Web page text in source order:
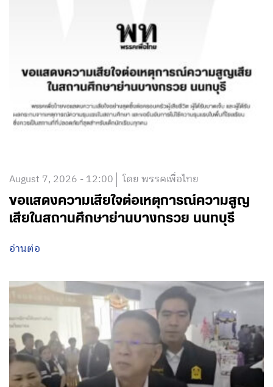
August 7, 2026 - 12:00 โดย พรรคเพื่อไทย
ขอแสดงความเสียใจต่อเหตุการณ์ความสูญ
เสียในสถานศึกษาย่านบางกรวย นนทบุรี
อ่านต่อ